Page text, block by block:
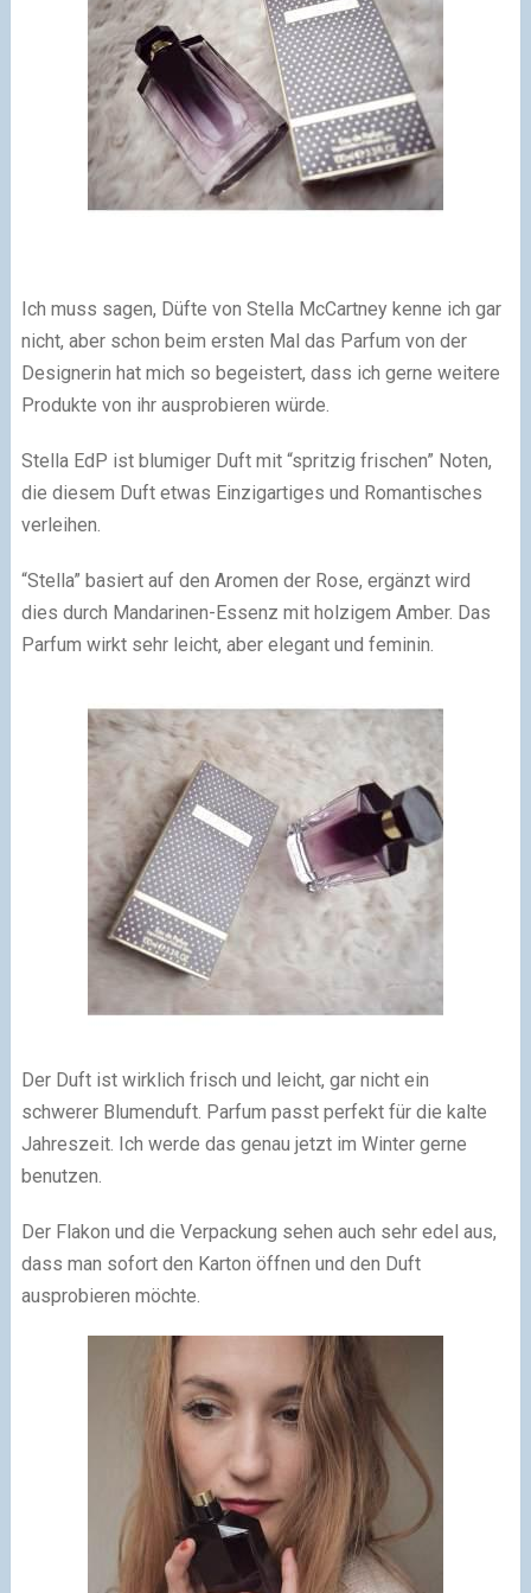
Ich muss sagen, Düfte von Stella McCartney kenne ich gar
nicht, aber schon beim ersten Mal das Parfum von der
Designerin hat mich so begeistert, dass ich gerne weitere
Produkte von ihr ausprobieren würde.
Stella EdP ist blumiger Duft mit “spritzig frischen” Noten,
die diesem Duft etwas Einzigartiges und Romantisches
verleihen.
“Stella” basiert auf den Aromen der Rose, ergänzt wird
dies durch Mandarinen-Essenz mit holzigem Amber. Das
Parfum wirkt sehr leicht, aber elegant und feminin.
Der Duft ist wirklich frisch und leicht, gar nicht ein
schwerer Blumenduft. Parfum passt perfekt für die kalte
Jahreszeit. Ich werde das genau jetzt im Winter gerne
benutzen.
Der Flakon und die Verpackung sehen auch sehr edel aus,
dass man sofort den Karton öffnen und den Duft
ausprobieren möchte.